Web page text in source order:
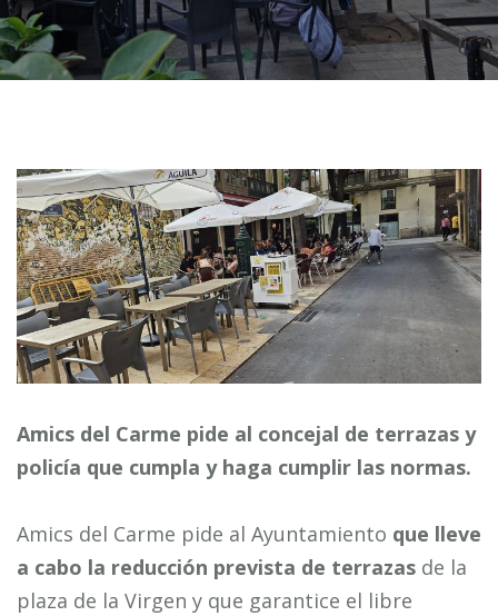
Amics del Carme pide al concejal de terrazas y
policía que cumpla y haga cumplir las normas.
Amics del Carme pide al Ayuntamiento que lleve
a cabo la reducción prevista de terrazas de la
plaza de la Virgen y que garantice el libre